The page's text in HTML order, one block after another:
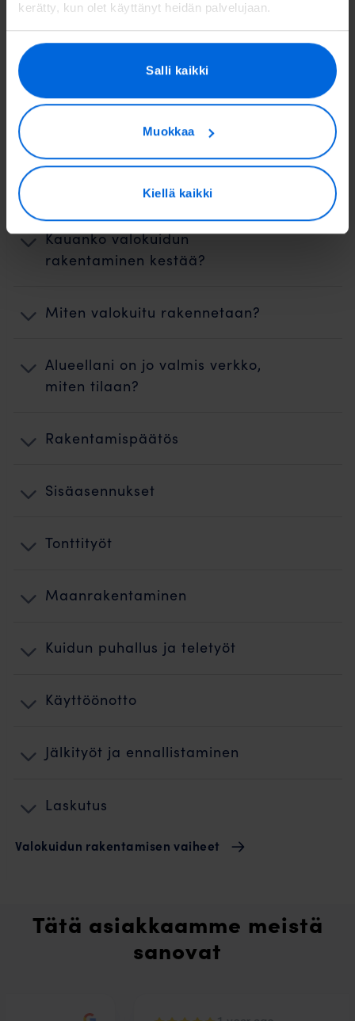
kerätty, kun olet käyttänyt heidän palvelujaan.
Salli kaikki
Muokkaa
Kiellä kaikki
Verkon laajentamisprojekti - Lappeenranta Alue 6, 8,
13 (pdf)
Kauanko valokuidun
rakentaminen kestää?
Miten valokuitu rakennetaan?
Alueellani on jo valmis verkko,
miten tilaan?
Rakentamispäätös
Sisäasennukset
Tonttityöt
Maanrakentaminen
Kuidun puhallus ja teletyöt
Käyttöönotto
Jälkityöt ja ennallistaminen
Laskutus
Valokuidun rakentamisen vaiheet
Tätä asiakkaamme meistä
sanovat